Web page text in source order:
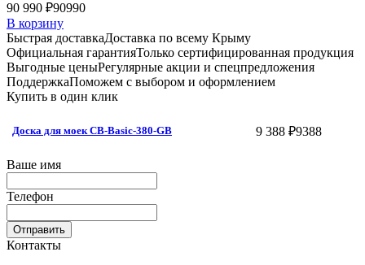
90 990 ₽90990
В корзину
Быстрая доставкаДоставка по всему Крыму
Официальная гарантияТолько сертифицированная продукция
Выгодные ценыРегулярные акции и спецпредложения
ПоддержкаПоможем с выбором и оформлением
Купить в один клик
Доска для моек CB-Basic-380-GB 9 388 ₽9388
Ваше имя
Телефон
Отправить
Контакты